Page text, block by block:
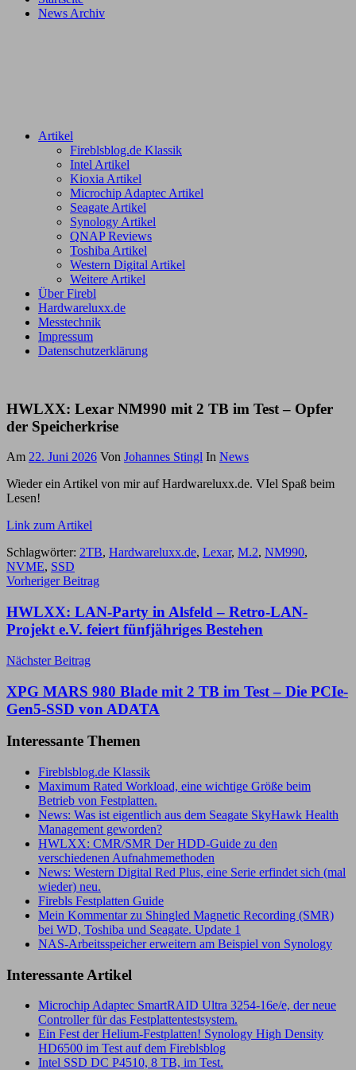
News Archiv
Artikel
Fireblsblog.de Klassik
Intel Artikel
Kioxia Artikel
Microchip Adaptec Artikel
Seagate Artikel
Synology Artikel
QNAP Reviews
Toshiba Artikel
Western Digital Artikel
Weitere Artikel
Über Firebl
Hardwareluxx.de
Messtechnik
Impressum
Datenschutzerklärung
HWLXX: Lexar NM990 mit 2 TB im Test – Opfer
der Speicherkrise
Am 22. Juni 2026 Von Johannes Stingl In News
Wieder ein Artikel von mir auf Hardwareluxx.de. VIel Spaß beim
Lesen!
Link zum Artikel
Schlagwörter: 2TB, Hardwareluxx.de, Lexar, M.2, NM990,
NVME, SSD
Beitragsnavigation
Vorheriger Beitrag
HWLXX: LAN-Party in Alsfeld – Retro-LAN-
Projekt e.V. feiert fünfjähriges Bestehen
Nächster Beitrag
XPG MARS 980 Blade mit 2 TB im Test – Die PCIe-
Gen5-SSD von ADATA
Interessante Themen
Fireblsblog.de Klassik
Maximum Rated Workload, eine wichtige Größe beim
Betrieb von Festplatten.
News: Was ist eigentlich aus dem Seagate SkyHawk Health
Management geworden?
HWLXX: CMR/SMR Der HDD-Guide zu den
verschiedenen Aufnahmemethoden
News: Western Digital Red Plus, eine Serie erfindet sich (mal
wieder) neu.
Firebls Festplatten Guide
Mein Kommentar zu Shingled Magnetic Recording (SMR)
bei WD, Toshiba und Seagate. Update 1
NAS-Arbeitsspeicher erweitern am Beispiel von Synology
Interessante Artikel
Microchip Adaptec SmartRAID Ultra 3254-16e/e, der neue
Controller für das Festplattentestsystem.
Ein Fest der Helium-Festplatten! Synology High Density
HD6500 im Test auf dem Fireblsblog
Intel SSD DC P4510, 8 TB, im Test.